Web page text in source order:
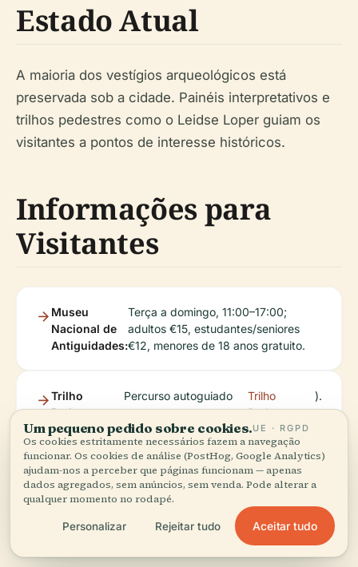
Estado Atual
A maioria dos vestígios arqueológicos está
preservada sob a cidade. Painéis interpretativos e
trilhos pedestres como o Leidse Loper guiam os
visitantes a pontos de interesse históricos.
Informações para
Visitantes
Museu
Nacional de
Antiguidades:
Terça a domingo, 11:00–17:00;
adultos €15, estudantes/seniores
€12, menores de 18 anos gratuito.
Trilho
Pedestre
Leidse
Loper:
Percurso autoguiado
com paragens
interpretativas (
Trilho
Pedestre
Leidse
Loper
).
Acessibilidade
Um pequeno pedido sobre cookies.UE · RGPD
Os cookies estritamente necessários fazem a navegação
funcionar. Os cookies de análise (PostHog, Google Analytics)
ajudam-nos a perceber que páginas funcionam — apenas
dados agregados, sem anúncios, sem venda. Pode alterar a
qualquer momento no rodapé.
Personalizar Rejeitar tudo Aceitar tudo